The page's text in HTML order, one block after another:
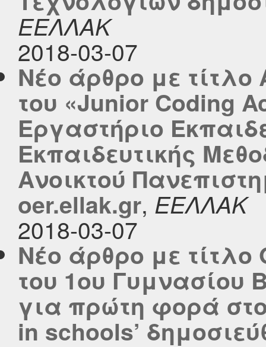
ΕΕΛΛΑΚ
2018-03-07
Νέο άρθρο με
του «Junior Coding
Εργαστήριο
Εκπαιδευτικής
Ανοικτού
oer.ellak.gr, ΕΕΛΛΑΚ
2018-03-07
Νέο άρθρο με τίτλο
του 1ου Γυμνασίου
για πρώτη φορά
in schools’